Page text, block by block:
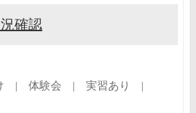
確認
| 体験会 | 実習あり |